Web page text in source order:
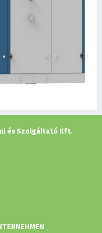
és Szolgáltató Kft.